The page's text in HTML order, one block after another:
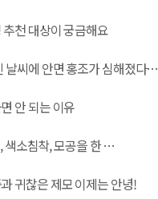
천 대상이 궁금해요
날씨에 안면 홍조가 심해졌다…
안 되는 이유
색소침착, 모공을 한 …
귀찮은 제모 이제는 안녕!